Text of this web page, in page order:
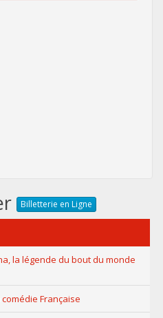
Billetterie en Ligne
la légende du bout du monde
comédie Française